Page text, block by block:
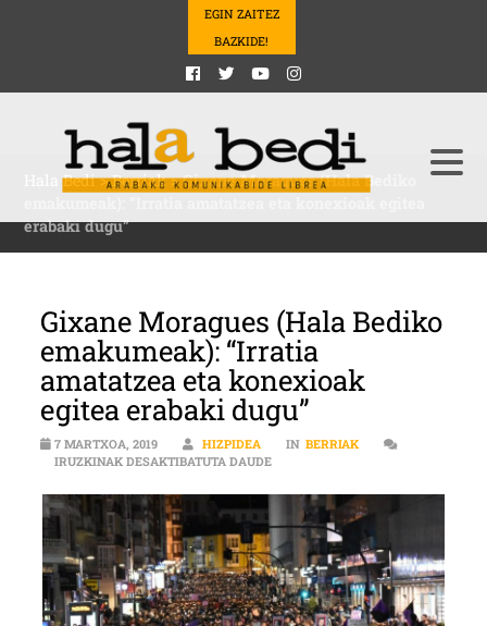
EGIN ZAITEZ
BAZKIDE!
Hala Bedi>Berriak>Gixane Moragues (Hala Bediko
erabaki dugu”
Gixane Moragues (Hala Bediko
emakumeak): “Irratia
amatatzea eta konexioak
egitea erabaki dugu”
7 MARTXOA, 2019 HIZPIDEA IN BERRIAK
IRUZKINAK DESAKTIBATUTA DAUDEGIXANE MORAGUES (HALA BEDIKO